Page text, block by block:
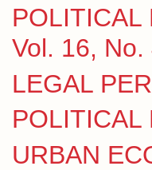
POLITICAL
Vol. 16,
LEGAL
POLITICAL
URBAN